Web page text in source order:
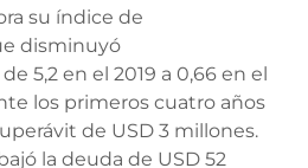
su índice de
disminuyó
5,2 en el 2019 a 0,66 en el
los primeros cuatro años
de USD 3 millones.
la deuda de USD 52